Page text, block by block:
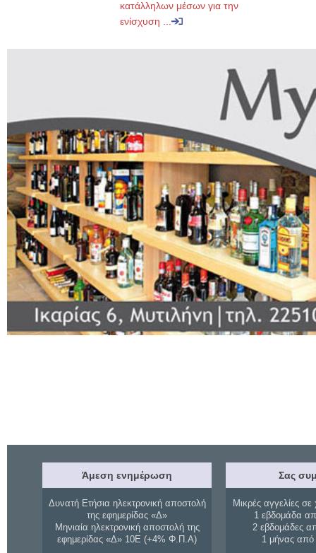
κατάλληλων μέσων για την
ενίσχυση ...
Άμεση ενημέρωση
Δυνατή Ετήσια ηλεκτρονική αποστολή
της εφημερίδας «Δ»
Μηνιαία ηλεκτρονική αποστολή της
εφημερίδας «Δ» 10Ε (+4% Φ.Π.Α)
Σας
Μικρές αγγελίες σε
1 εβδομάδα
2 εβδομάδες
1 μήνας